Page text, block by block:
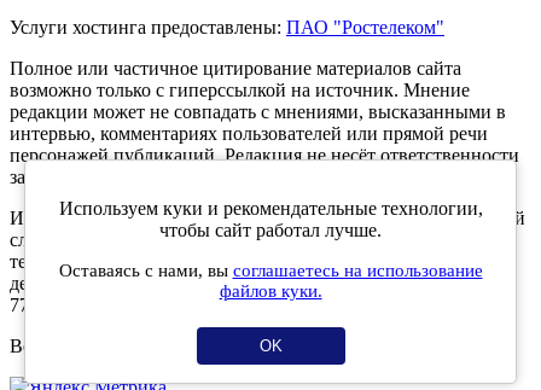
Услуги хостинга предоставлены: ПАО "Ростелеком"
Полное или частичное цитирование материалов сайта
возможно только с гиперссылкой на источник. Мнение
редакции может не совпадать с мнениями, высказанными в
интервью, комментариях пользователей или прямой речи
персонажей публикаций. Редакция не несёт ответственности
за текст комментариев читателей.
Интернет-портал Kirov.online зарегистрирован в Федеральной
службе по надзору в сфере связи, информационных
технологий и массовых коммуникаций (Роскомнадзор) 5
декабря 2019 года. Регистрационный номер ЭЛ № ФС 77 -
77189.
Возрастное ограничение 12+
Используем куки и рекомендательные технологии,
чтобы сайт работал лучше.
Оставаясь с нами, вы соглашаетесь на использование
файлов куки.
OK